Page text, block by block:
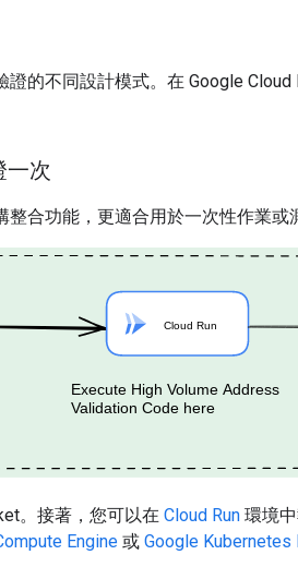
證的不同設計模式。在 Google
一次
合功能，更適合用於一次性作業或
。接著，您可以在 Cloud Run 環境
Engine 或 Google Kubernetes